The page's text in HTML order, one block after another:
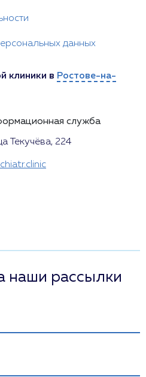
данных
клиники в Ростове-на-
служба
Текучёва, 224
наши рассылки